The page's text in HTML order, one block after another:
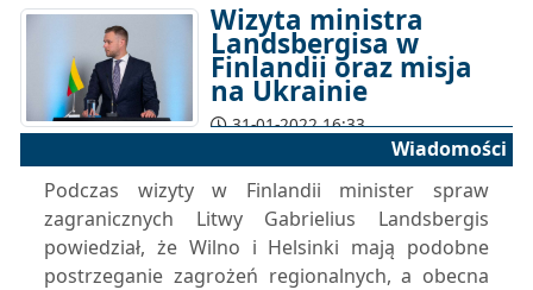
Wizyta ministra
Landsbergisa w
Finlandii oraz misja
na Ukrainie
31-01-2022 16:33
Wiadomości
Podczas wizyty w Finlandii minister spraw
zagranicznych Litwy Gabrielius Landsbergis
powiedział, że Wilno i Helsinki mają podobne
postrzeganie zagrożeń regionalnych, a obecna